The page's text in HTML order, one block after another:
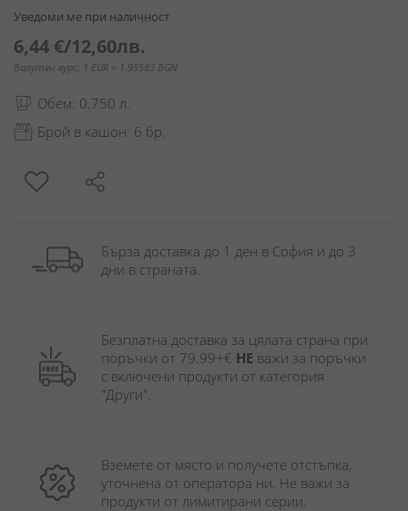
Уведоми ме при наличност
6,44 €/12,60лв.
Валутен курс: 1 EUR = 1.95583 BGN
Обем: 0.750 л.
Брой в кашон: 6 бр.
Бърза доставка до 1 ден в София и до 3
дни в страната.
Безплатна доставка за цялата страна при
поръчки от 79.99+€ НЕ важи за поръчки
с включени продукти от категория
"Други".
Вземете от място и получете отстъпка,
уточнена от оператора ни. Не важи за
продукти от лимитирани серии.